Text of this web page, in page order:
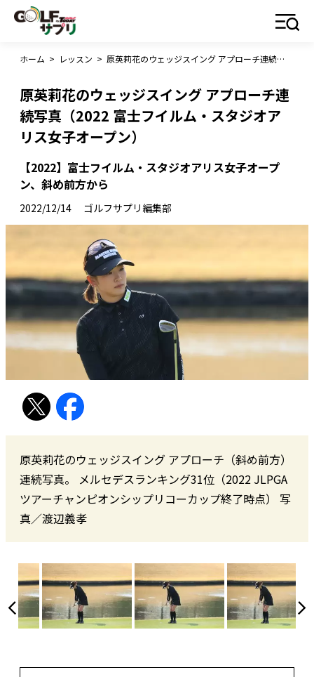
ホーム > レッスン > 原英莉花のウェッジスイング アプローチ連続写真（2022 富士フイルム・スタジオアリス女子オープン）
原英莉花のウェッジスイング アプローチ連
続写真（2022 富士フイルム・スタジオア
リス女子オープン）
【2022】富士フイルム・スタジオアリス女子オープ
ン、斜め前方から
2022/12/14 ゴルフサプリ編集部
原英莉花のウェッジスイング アプローチ（斜め前方）
連続写真。 メルセデスランキング31位（2022 JLPGA
ツアーチャンピオンシップリコーカップ終了時点） 写
真／渡辺義孝